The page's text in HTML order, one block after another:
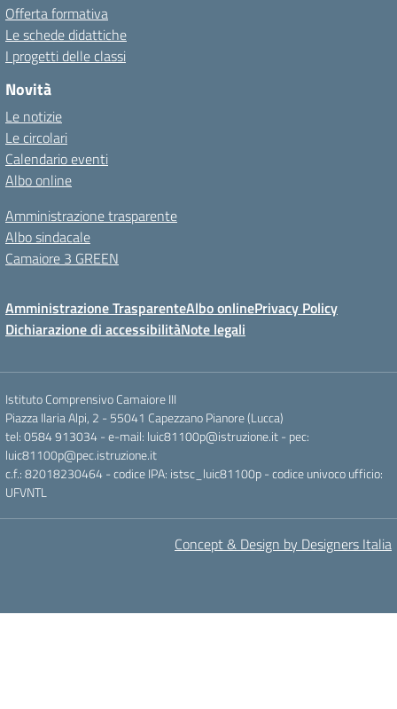
Offerta formativa
Le schede didattiche
I progetti delle classi
Novità
Le notizie
Le circolari
Calendario eventi
Albo online
Amministrazione trasparente
Albo sindacale
Camaiore 3 GREEN
Amministrazione TrasparenteAlbo onlinePrivacy Policy
Dichiarazione di accessibilitàNote legali
Istituto Comprensivo Camaiore III
Piazza Ilaria Alpi, 2 - 55041 Capezzano Pianore (Lucca)
tel: 0584 913034 - e-mail: luic81100p@istruzione.it - pec:
luic81100p@pec.istruzione.it
c.f.: 82018230464 - codice IPA: istsc_luic81100p - codice univoco ufficio:
UFVNTL
Concept & Design by Designers Italia